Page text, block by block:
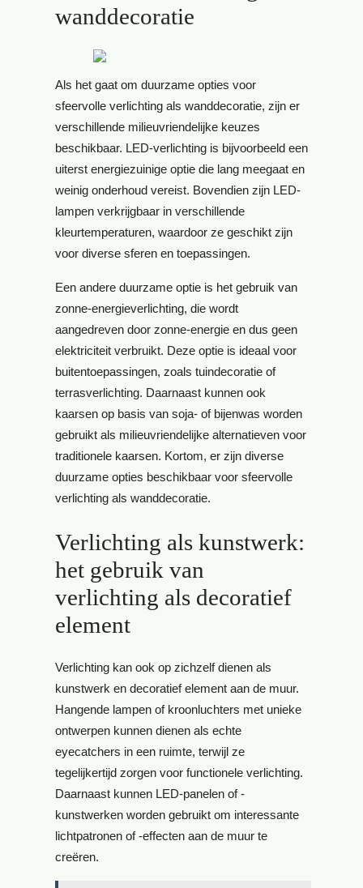
wanddecoratie
Als het gaat om duurzame opties voor
sfeervolle verlichting als wanddecoratie, zijn er
verschillende milieuvriendelijke keuzes
beschikbaar. LED-verlichting is bijvoorbeeld een
uiterst energiezuinige optie die lang meegaat en
weinig onderhoud vereist. Bovendien zijn LED-
lampen verkrijgbaar in verschillende
kleurtemperaturen, waardoor ze geschikt zijn
voor diverse sferen en toepassingen.
Een andere duurzame optie is het gebruik van
zonne-energieverlichting, die wordt
aangedreven door zonne-energie en dus geen
elektriciteit verbruikt. Deze optie is ideaal voor
buitentoepassingen, zoals tuindecoratie of
terrasverlichting. Daarnaast kunnen ook
kaarsen op basis van soja- of bijenwas worden
gebruikt als milieuvriendelijke alternatieven voor
traditionele kaarsen. Kortom, er zijn diverse
duurzame opties beschikbaar voor sfeervolle
verlichting als wanddecoratie.
Verlichting als kunstwerk:
het gebruik van
verlichting als decoratief
element
Verlichting kan ook op zichzelf dienen als
kunstwerk en decoratief element aan de muur.
Hangende lampen of kroonluchters met unieke
ontwerpen kunnen dienen als echte
eyecatchers in een ruimte, terwijl ze
tegelijkertijd zorgen voor functionele verlichting.
Daarnaast kunnen LED-panelen of -
kunstwerken worden gebruikt om interessante
lichtpatronen of -effecten aan de muur te
creëren.